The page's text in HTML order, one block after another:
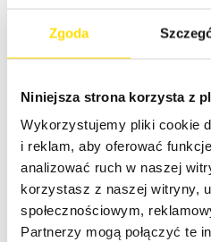
Zgoda
Niniejsza strona korzysta z
Wykorzystujemy pliki cookie
i reklam, aby oferować
analizować ruch w naszej
korzystasz z naszej witryny,
społecznościowym,
Partnerzy mogą połączyć te